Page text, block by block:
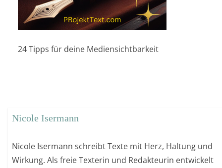
24 Tipps für deine Mediensichtbarkeit
Nicole Isermann
Nicole Isermann schreibt Texte mit Herz, Haltung und
Wirkung. Als freie Texterin und Redakteurin entwickelt